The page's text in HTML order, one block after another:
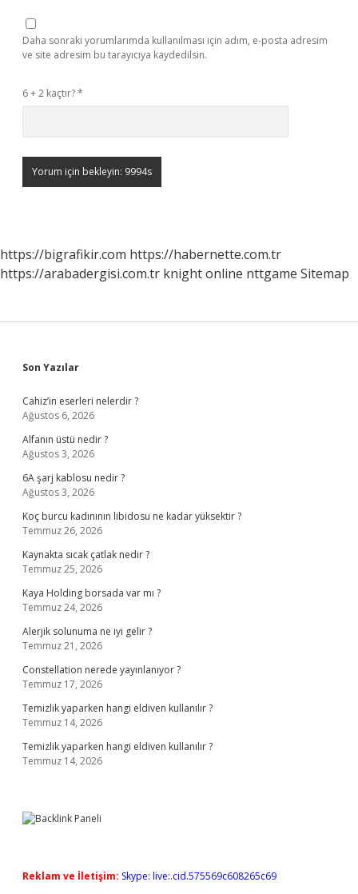
Daha sonraki yorumlarımda kullanılması için adım, e-posta adresim
ve site adresim bu tarayıcıya kaydedilsin.
6 + 2 kaçtır?*
https://bigrafikir.com https://habernette.com.tr
https://arabadergisi.com.tr knight online nttgame Sitemap
Sidebar
Son Yazılar
Cahiz’in eserleri nelerdir ?
Ağustos 6, 2026
Alfanın üstü nedir ?
Ağustos 3, 2026
6A şarj kablosu nedir ?
Ağustos 3, 2026
Koç burcu kadınının libidosu ne kadar yüksektir ?
Temmuz 26, 2026
Kaynakta sıcak çatlak nedir ?
Temmuz 25, 2026
Kaya Holding borsada var mı ?
Temmuz 24, 2026
Alerjik solunuma ne iyi gelir ?
Temmuz 21, 2026
Constellation nerede yayınlanıyor ?
Temmuz 17, 2026
Temizlik yaparken hangi eldiven kullanılır ?
Temmuz 14, 2026
Temizlik yaparken hangi eldiven kullanılır ?
Temmuz 14, 2026
Reklam ve İletişim: Skype: live:.cid.575569c608265c69